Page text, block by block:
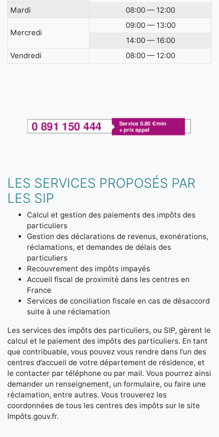
Mardi
08:00 — 12:00
Mercredi
09:00 — 13:00
14:00 — 16:00
Vendredi
08:00 — 12:00
LES SERVICES PROPOSÉS PAR
LES SIP
Calcul et gestion des paiements des impôts des
particuliers
Gestion des déclarations de revenus, exonérations,
réclamations, et demandes de délais des
particuliers
Recouvrement des impôts impayés
Accueil fiscal de proximité dans les centres en
France
Services de conciliation fiscale en cas de désaccord
suite à une réclamation
Les services des impôts des particuliers, ou SIP, gèrent le
calcul et le paiement des impôts des particuliers. En tant
que contribuable, vous pouvez vous rendre dans l’un des
centres d’accueil de votre département de résidence, et
le contacter par téléphone ou par mail. Vous pourrez ainsi
demander un renseignement, un formulaire, ou faire une
réclamation, entre autres. Vous trouverez les
coordonnées de tous les centres des impôts sur le site
Impôts.gouv.fr.